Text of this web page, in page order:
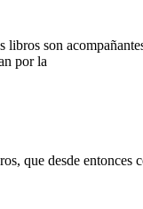
son
por la
que desde